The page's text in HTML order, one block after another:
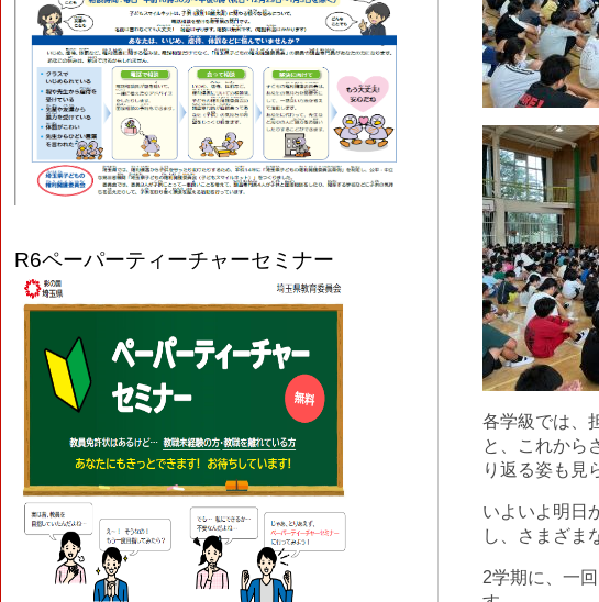
R6ペーパーティーチャーセミナー
各学級では、
と、これから
り返る姿も見
いよいよ明日
し、さまざま
2学期に、一